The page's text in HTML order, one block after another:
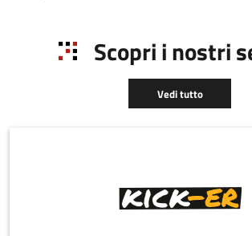
Scopri i nostri
Vedi tutto